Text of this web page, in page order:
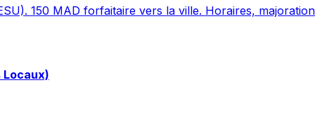
150 MAD forfaitaire vers la ville. Horaires,
Locaux)